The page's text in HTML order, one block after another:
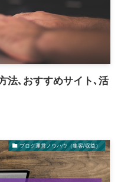
法､おすすめサイト､活
ブログ運営ノウハウ（集客/収益）